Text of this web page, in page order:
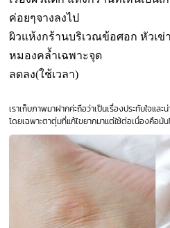
ค่อยๆจางลงไป
ผิวแห้งกร้านบริเวณข้อศอก หัวเ
หมองคล้ำเฉพาะจุด
ลดลง(ใช้เวลา)
เราเก็บภาพมาฝากค่ะถือว่าเป็นเรื่องประทับใจและ
โดยเฉพาะตาตุ่มที่แก้ไขยากมาแต่ใช้ต่อเนื่องคือมัน